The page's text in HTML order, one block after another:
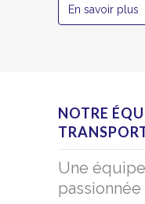
En savoir plus
NOTRE
Une
passionnée